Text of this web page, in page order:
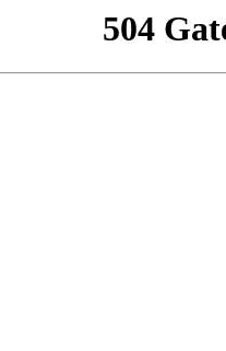
504